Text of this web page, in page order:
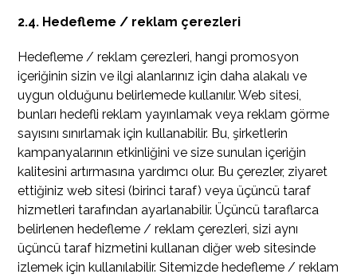
2.4. Hedefleme / reklam çerezleri
Hedefleme / reklam çerezleri, hangi promosyon
içeriğinin sizin ve ilgi alanlarınız için daha alakalı ve
uygun olduğunu belirlemede kullanılır. Web sitesi,
bunları hedefli reklam yayınlamak veya reklam görme
sayısını sınırlamak için kullanabilir. Bu, şirketlerin
kampanyalarının etkinliğini ve size sunulan içeriğin
kalitesini artırmasına yardımcı olur. Bu çerezler, ziyaret
ettiğiniz web sitesi (birinci taraf) veya üçüncü taraf
hizmetleri tarafından ayarlanabilir. Üçüncü taraflarca
belirlenen hedefleme / reklam çerezleri, sizi aynı
üçüncü taraf hizmetini kullanan diğer web sitesinde
izlemek için kullanılabilir. Sitemizde hedefleme / reklam